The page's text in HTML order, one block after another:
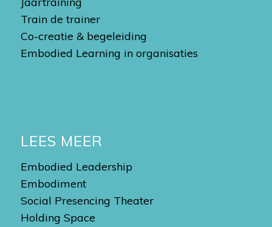
Train de trainer
Co-creatie & begeleiding
Embodied Learning in organisaties
LEES MEER
Embodied Leadership
Embodiment
Social Presencing Theater
Holding Space